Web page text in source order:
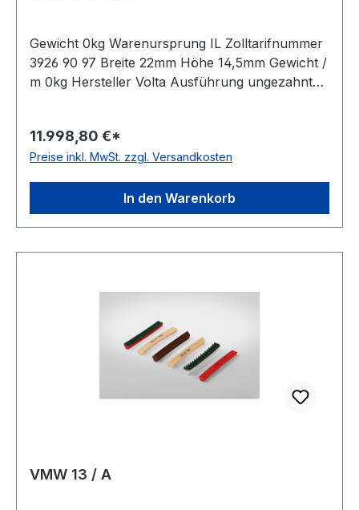
Gewicht 0kg Warenursprung IL Zolltarifnummer
3926 90 97 Breite 22mm Höhe 14,5mm Gewicht /
m 0kg Hersteller Volta Ausführung ungezahnt
Zugstrang Polyester Shorehärte 88° Shore A
11.998,80 €*
Preise inkl. MwSt. zzgl. Versandkosten
In den Warenkorb
VMW 13 / A